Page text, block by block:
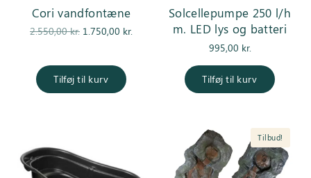
Cori vandfontæne
2.550,00kr.
Den
2.550,00 kr..
1.750,00 kr.
Tilføj til kurv
Solcellepumpe 250 l/h
m. LED lys og batteri
995,00 kr.
Tilføj til kurv
Tilbud!